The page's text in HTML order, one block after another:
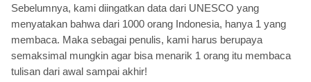
Sebelumnya, kami diingatkan data dari UNESCO yang
menyatakan bahwa dari 1000 orang Indonesia, hanya 1 yang
membaca. Maka sebagai penulis, kami harus berupaya
semaksimal mungkin agar bisa menarik 1 orang itu membaca
tulisan dari awal sampai akhir!